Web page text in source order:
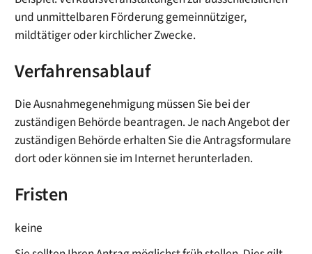
und unmittelbaren Förderung gemeinnütziger,
mildtätiger oder kirchlicher Zwecke.
Verfahrensablauf
Die Ausnahmegenehmigung müssen Sie bei der
zuständigen Behörde beantragen. Je nach Angebot der
zuständigen Behörde erhalten Sie die Antragsformulare
dort oder können sie im Internet herunterladen.
Fristen
keine